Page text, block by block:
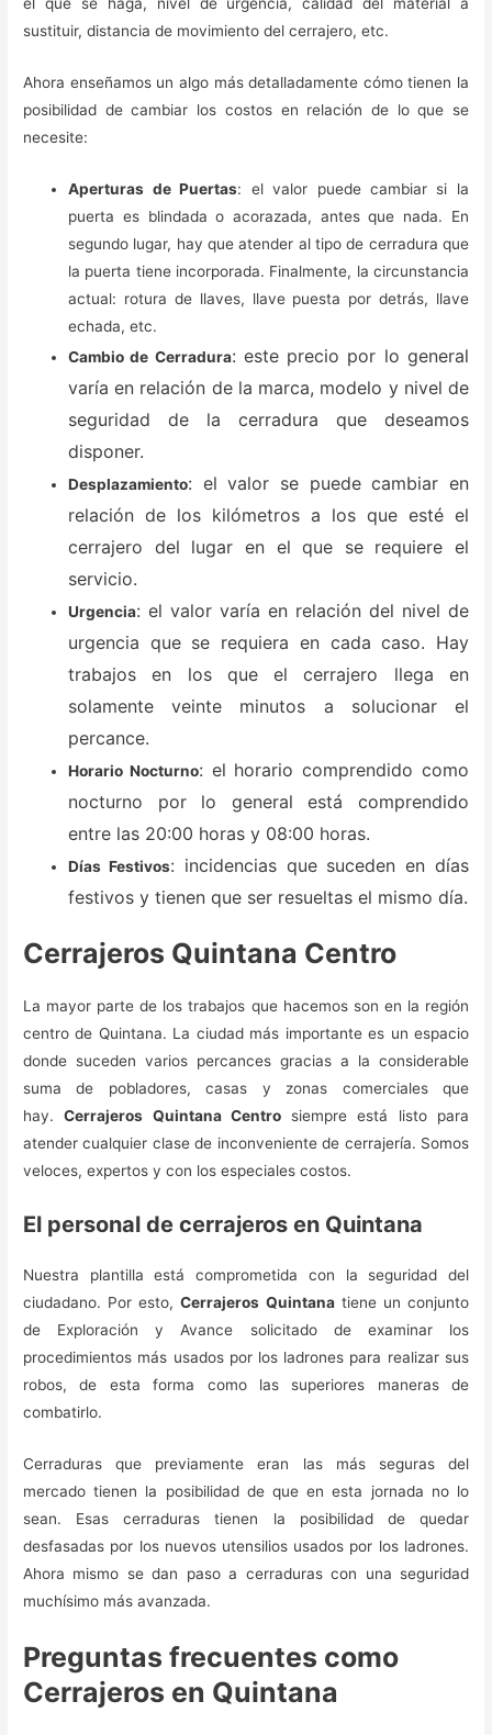
sustituir, distancia de movimiento del cerrajero, etc.
Ahora enseñamos un algo más detalladamente cómo tienen la
posibilidad de cambiar los costos en relación de lo que se
necesite:
Aperturas de Puertas: el valor puede cambiar si la
puerta es blindada o acorazada, antes que nada. En
segundo lugar, hay que atender al tipo de cerradura que
la puerta tiene incorporada. Finalmente, la circunstancia
actual: rotura de llaves, llave puesta por detrás, llave
echada, etc.
Cambio de Cerradura: este precio por lo general
varía en relación de la marca, modelo y nivel de
seguridad de la cerradura que deseamos
disponer.
Desplazamiento: el valor se puede cambiar en
relación de los kilómetros a los que esté el
cerrajero del lugar en el que se requiere el
servicio.
Urgencia: el valor varía en relación del nivel de
urgencia que se requiera en cada caso. Hay
trabajos en los que el cerrajero llega en
solamente veinte minutos a solucionar el
percance.
Horario Nocturno: el horario comprendido como
nocturno por lo general está comprendido
entre las 20:00 horas y 08:00 horas.
Días Festivos: incidencias que suceden en días
festivos y tienen que ser resueltas el mismo día.
Cerrajeros Quintana Centro
La mayor parte de los trabajos que hacemos son en la región
centro de Quintana. La ciudad más importante es un espacio
donde suceden varios percances gracias a la considerable
suma de pobladores, casas y zonas comerciales que
hay.Cerrajeros Quintana Centrosiempre está listo para
atender cualquier clase de inconveniente de cerrajería. Somos
veloces, expertos y con los especiales costos.
El personal de cerrajeros en Quintana
Nuestra plantilla está comprometida con la seguridad del
ciudadano. Por esto,Cerrajeros Quintanatiene un conjunto
de Exploración y Avance solicitado de examinar los
procedimientos más usados por los ladrones para realizar sus
robos, de esta forma como las superiores maneras de
combatirlo.
Cerraduras que previamente eran las más seguras del
mercado tienen la posibilidad de que en esta jornada no lo
sean. Esas cerraduras tienen la posibilidad de quedar
desfasadas por los nuevos utensilios usados por los ladrones.
Ahora mismo se dan paso a cerraduras con una seguridad
muchísimo más avanzada.
Preguntas frecuentes como
Cerrajeros en Quintana